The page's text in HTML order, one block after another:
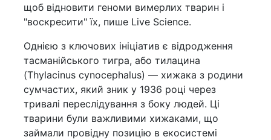
щоб відновити геноми вимерлих тварин і
"воскресити" їх, пише Live Science.
Однією з ключових ініціатив є відродження
тасманійського тигра, або тилацина
(Thylacinus cynocephalus) — хижака з родини
сумчастих, який зник у 1936 році через
тривалі переслідування з боку людей. Ці
тварини були важливими хижаками, що
займали провідну позицію в екосистемі